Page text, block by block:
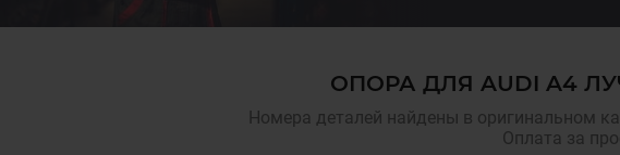
ОПОРА ДЛЯ AUDI A4
Номера деталей найдены в оригинальном
Оплата за